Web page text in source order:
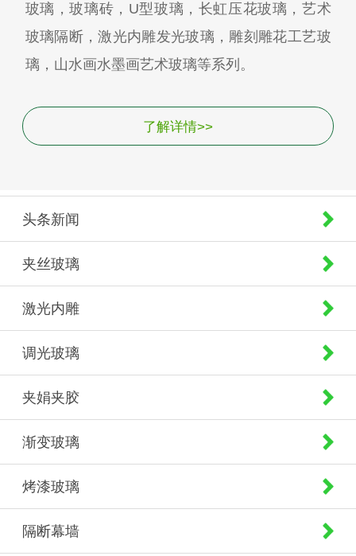
玻璃，玻璃砖，U型玻璃，长虹压花玻璃，艺术
玻璃隔断，激光内雕发光玻璃，雕刻雕花工艺玻
璃，山水画水墨画艺术玻璃等系列。
了解详情>>
头条新闻
夹丝玻璃
激光内雕
调光玻璃
夹娟夹胶
渐变玻璃
烤漆玻璃
隔断幕墙